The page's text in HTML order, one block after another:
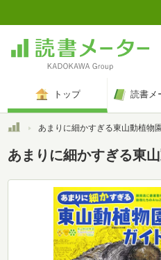
トップ 読書メ
トップあまりに細かすぎる東山動植物園ガイド (ぴあ MOOK
あまりに細かすぎる東